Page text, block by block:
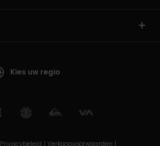
Kies uw regio
Privacybeleid | Verkoopvoorwaarden |